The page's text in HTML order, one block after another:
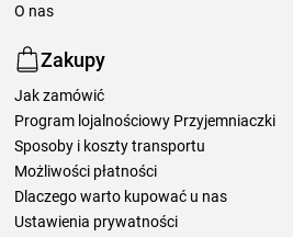
O nas
Zakupy
Jak zamówić
Program lojalnościowy Przyjemniaczki
Sposoby i koszty transportu
Możliwości płatności
Dlaczego warto kupować u nas
Ustawienia prywatności